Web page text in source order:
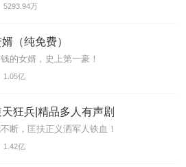
5293.94万
（纯免费）
的女婿，史上第一豪！
1.05亿
狂兵|精品多人有声剧
断，匡扶正义洒军人铁血！
1.42亿